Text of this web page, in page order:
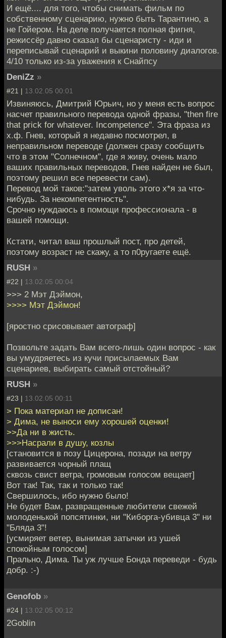
И ещё.... для того, чтобы снимать фильм по
собственному сценарию, нужно быть Тарантино, а
не Гойером. На деле получается полная фигня,
режиссёр давно сказал бы сценаристу - иди и
переписывай сценарий и выкини половину диалогов.
4/10 только из-за уважения к Снайпсу
DeniZz »
#21 | 13.02.05 00:01
Извиняюсь, Дмитрий Юрьич, но у меня есть вопрос
насчет правильного перевода одной фразы, "then fire
that prick for whatever. Incompetence". Эта фраза из
х.ф. Гнев, который я недавно посмотрел, в
неправильном переводе (должен сразу сообщить
что в этом "Солнечном", где я живу, очень мало
ваших правильных переводов, Гнев найден не был,
поэтому решил все перевести сам).
Перевод мой таков:"затем уволь этого х*я за что-
нибудь. За некомпетентность".
Срочно нуждаюсь в помощи профессионала - в
вашей помощи.
Кстати, читал ваш прошлый пост, про детей,
поэтому возраст не скажу, а то п0ругаете ещё.
RUSH »
#22 | 13.02.05 00:04
>>> 2 Мэт Дэймон,
>>>> Мэт Дэймон!
[яростно срисовывает автограф]
Позвольте задать Вам всего-лишь один вопрос - как
вы умудряетесь из кучи присылаемых Вам
сценариев, выбирать самый отстойный?
RUSH »
#23 | 13.02.05 00:11
> Пока материал не дописан!
> Дима, не выноси ему хорошей оценки!
>>Да ни в жисть.
>>>Насрали в душу, козлы
[становится в позу Цицерона, позади на ветру
развивается чорный плащ
сквозь свист ветра, громовым голосом вещает]
Вот так! Так, так и только так!
Свершилось, ибо нужно было!
Не будет Вам, развращенные любители свежей
молоденькой попсятинки, ни "Киборга-убивца 3" ни
"Бляда 3"!
[усмиряет ветер, вынимая затычки из ушей
спокойным голосом]
Прально, Дима. Ты уж лучше Бонда переведи - будь
добр. :-)
Genofob »
#24 | 13.02.05 00:12
2Goblin